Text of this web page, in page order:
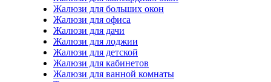
Жалюзи для больших окон
Жалюзи для офиса
Жалюзи для дачи
Жалюзи для лоджии
Жалюзи для детской
Жалюзи для кабинетов
Жалюзи для ванной комнаты